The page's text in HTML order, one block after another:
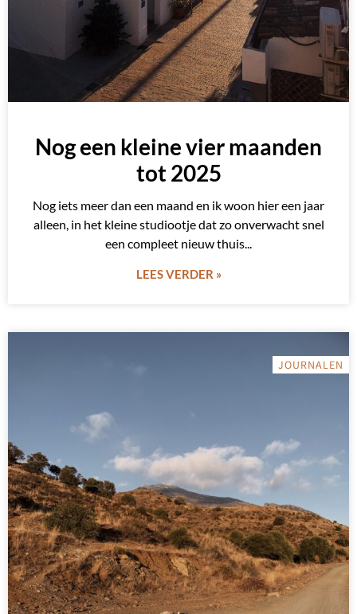
Nog een kleine vier maanden
tot 2025
Nog iets meer dan een maand en ik woon hier een jaar
alleen, in het kleine studiootje dat zo onverwacht snel
een compleet nieuw thuis
LEES VERDER »
JOURNALEN